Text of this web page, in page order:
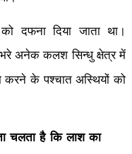
दफना दिया जाता था।
अनेक कलश सिन्धु क्षेत्र में
करने के पश्चात अस्थियों को
चलता है कि लाश का